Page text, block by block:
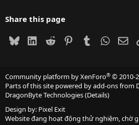
Share this page
BlueskyLinkedIn
Reddit PinterestTumblr
Community platform by XenForo® © 2010-
Parts of this site powered byadd-ons from
DragonByte Technologies(Details)
Design by: Pixel Exit
Website đang hoạt động thử nghiệm, chờ